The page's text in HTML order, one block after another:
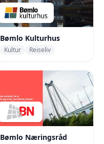
Bømlo Kulturhus
Kultur Reiseliv
Bømlo Næringsråd